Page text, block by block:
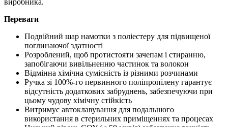
Переваги
Подвійний шар намотки з поліестеру для підвищеної
поглинаючої здатності
Розроблений, щоб протистояти зачепам і стиранню,
запобігаючи вивільненню частинок та волокон
Відмінна хімічна сумісність із різними розчинами
Ручка зі 100%-го первинного поліпропілену гарантує
відсутність додаткових забруднень, забезпечуючи при
цьому чудову хімічну стійкість
Витримує автоклавування для подальшого
використання в стерильних приміщеннях та процесах